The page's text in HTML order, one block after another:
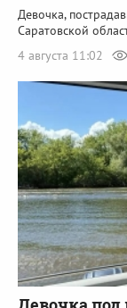
Девочка,
Саратовской
4 августа 11:02